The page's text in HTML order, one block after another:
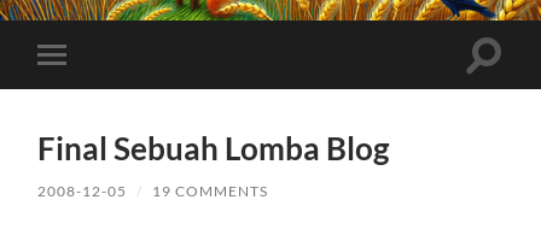
Toggle
mobile
Toggle
Final Sebuah Lomba Blog
2008-12-05 / 19 COMMENTS